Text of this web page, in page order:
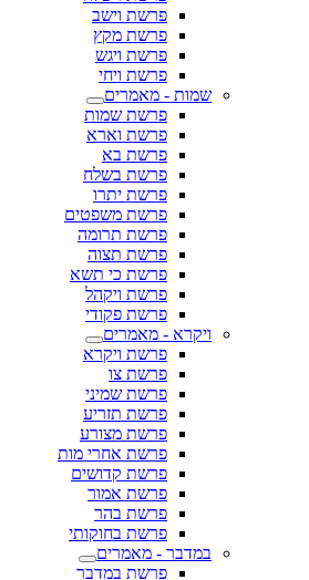
פרשת וישב
פרשת מקץ
פרשת ויגש
פרשת ויחי
שמות - מאמרים
פרשת שמות
פרשת וארא
פרשת בא
פרשת בשלח
פרשת יתרו
פרשת משפטים
פרשת תרומה
פרשת תצוה
פרשת כי תשא
פרשת ויקהל
פרשת פקודי
ויקרא - מאמרים
פרשת ויקרא
פרשת צו
פרשת שמיני
פרשת תזריע
פרשת מצורע
פרשת אחרי מות
פרשת קדושים
פרשת אמור
פרשת בהר
פרשת בחוקותי
במדבר - מאמרים
פרשת במדבר